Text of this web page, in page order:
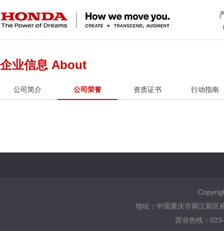
企业信息 About
公司简介 公司荣誉 资质证书 行动指南
地址：中国重庆市两江新
营业热线：